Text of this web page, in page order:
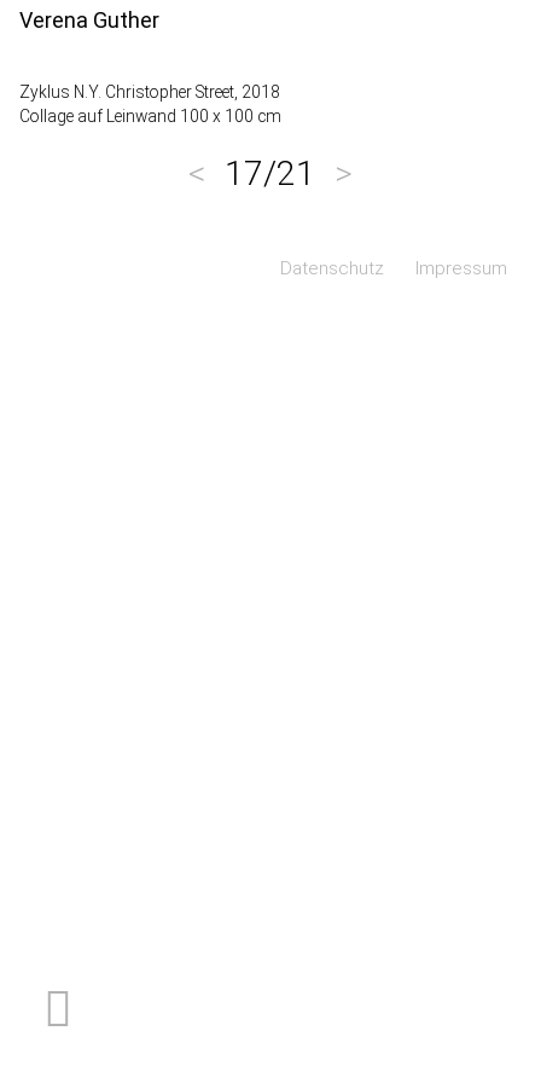
Verena Guther
Zyklus N.Y. Christopher Street, 2018
Collage auf Leinwand 100 x 100 cm
< 17/21 >
Datenschutz Impressum